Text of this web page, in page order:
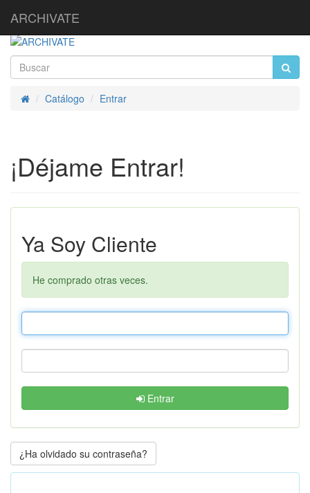
ARCHIVATE
InicioCatálogo Entrar
¡Déjame Entrar!
Ya Soy Cliente
He comprado otras veces.
Entrar
¿Ha olvidado su contraseña?